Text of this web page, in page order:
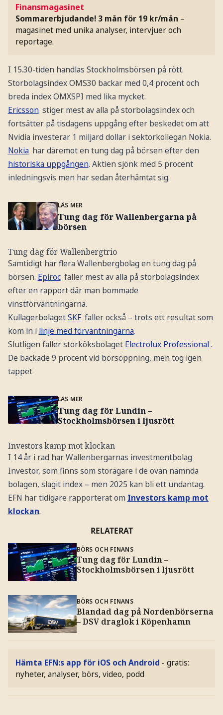
Finansmagasinet
Sommarerbjudande! 3 mån för 19 kr/mån –
magasinet med unika analyser, intervjuer och
reportage.
I 15.30-tiden handlas Stockholmsbörsen på rött.
Storbolagsindex OMS30 backar med 0,4 procent och
breda index OMXSPI med lika mycket.
Ericsson stiger mest av alla på storbolagsindex och
fortsätter på tisdagens uppgång efter beskedet om att
Nvidia investerar 1 miljard dollar i sektorkollegan Nokia.
Nokia har däremot en tung dag på börsen efter den
historiska uppgången. Aktien sjönk med 5 procent
inledningsvis men har sedan återhämtat sig.
LÄS MER
Tung dag för Wallenbergarna på
börsen
Tung dag för Wallenbergtrio
Samtidigt har flera Wallenbergbolag en tung dag på
börsen. Epiroc faller mest av alla på storbolagsindex
efter en rapport där man bommade
vinstförväntningarna.
KullagerbolagetSKF faller också – trots ett resultat som
kom in i linje med förväntningarna.
Slutligen faller storköksbolaget Electrolux Professional.
De backade 9 procent vid börsöppning, men tog igen
tappet
LÄS MER
Tung dag för Lundin –
Stockholmsbörsen i ljusrött
Investors kamp mot klockan
I 14 år i rad har Wallenbergarnas investmentbolag
Investor, som finns som storägare i de ovan nämnda
bolagen, slagit index – men 2025 kan bli ett undantag.
EFN har tidigare rapporterat om Investors kamp mot
klockan.
RELATERAT
BÖRS OCH FINANS
Tung dag för Lundin –
Stockholmsbörsen i ljusrött
BÖRS OCH FINANS
Blandad dag på Nordenbörserna
– DSV draglok i Köpenhamn
Hämta EFN:s app för iOS och Android - gratis:
nyheter, analyser, börs, video, podd